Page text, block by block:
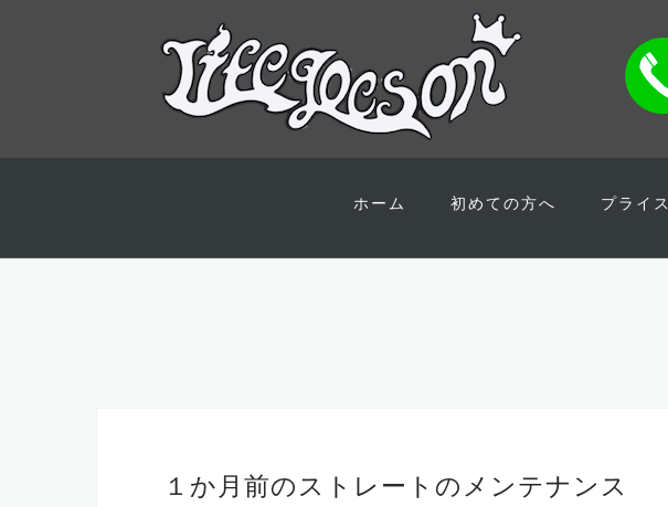
ン
ホーム 初めての方へ プライス
１か月前のストレートのメンテナンス